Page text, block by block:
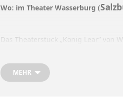
Wo: im Theater Wasserburg (
Das Theaterstück „König Lear“
Um was geht´s:
Einer, der alles erreicht hat,
MEHR